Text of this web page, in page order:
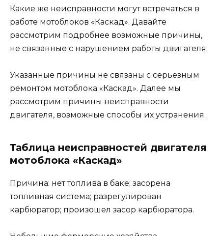
Какие же неисправности могут встречаться в
работе мотоблоков «Каскад». Давайте
рассмотрим подробнее возможные причины,
не связанные с нарушением работы двигателя:
Указанные причины не связаны с серьезным
ремонтом мотоблока «Каскад». Далее мы
рассмотрим причины неисправности
двигателя, возможные способы их устранения.
Таблица неисправностей двигателя
мотоблока «Каскад»
Причина: нет топлива в баке; засорена
топливная система; разрегулирован
карбюратор; произошел засор карбюратора.